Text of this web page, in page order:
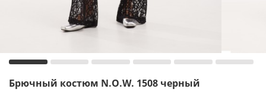
Брючный костюм N.O.W. 1508 черный